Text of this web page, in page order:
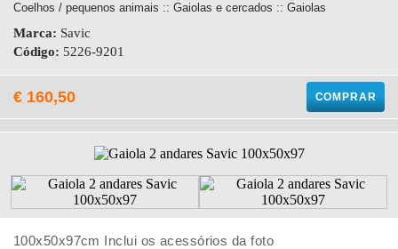
Coelhos / pequenos animais :: Gaiolas e cercados :: Gaiolas
Marca: Savic
Código: 5226-9201
€ 160,50 COMPRAR
100x50x97cm Inclui os acessórios da foto